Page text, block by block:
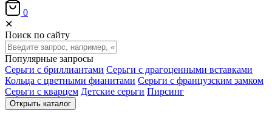
0
✕
Поиск по сайту
Популярные запросы
Серьги с бриллиантами Серьги с драгоценными вставками
Кольца с цветными фианитами Серьги с французским замком
Серьги с кварцем Детские серьги Пирсинг
Открыть каталог